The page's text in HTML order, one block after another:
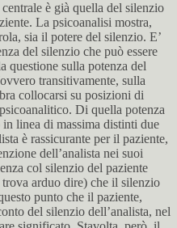
è già quella del silenzio
La psicoanalisi mostra,
sia il potere del silenzio. E’
del silenzio che può essere
questione sulla potenza del
transitivamente, sulla
collocarsi su posizioni di
Di quella potenza
linea di massima distinti due
è rassicurante per il paziente,
dell’analista nei suoi
col silenzio del paziente
arduo dire) che il silenzio
punto che il paziente,
del silenzio dell’analista, nel